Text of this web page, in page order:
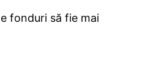
fonduri să fie mai